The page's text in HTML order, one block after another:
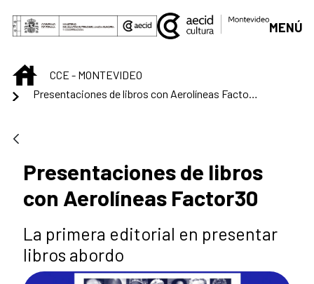
Skip to Main Content
MENÚ
INICIOCCE - MONTEVIDEO
Presentaciones de libros con Aerolíneas Factor30
Presentaciones de libros
con Aerolíneas Factor30
La primera editorial en presentar
libros abordo